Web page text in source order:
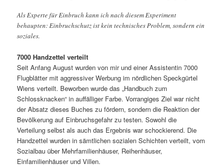
Als Experte für Einbruch kann ich nach diesem Experiment
behaupten: Einbruchschutz ist kein technisches Problem, sondern ein
soziales.
7000 Handzettel verteilt
Seit Anfang August wurden von mir und einer Assistentin 7000
Flugblätter mit aggressiver Werbung im nördlichen Speckgürtel
Wiens verteilt. Beworben wurde das „Handbuch zum
Schlossknacken“ in auffälliger Farbe. Vorrangiges Ziel war nicht
der Absatz dieses Buches zu fördern, sondern die Reaktion der
Bevölkerung auf Einbruchsgefahr zu testen. Sowohl die
Verteilung selbst als auch das Ergebnis war schockierend. Die
Handzettel wurden in sämtlichen sozialen Schichten verteilt, vom
Sozialbau über Mehrfamilienhäuser, Reihenhäuser,
Einfamilienhäuser und Villen.